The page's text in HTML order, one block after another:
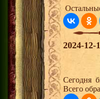
2024-
Сегодня
Всего